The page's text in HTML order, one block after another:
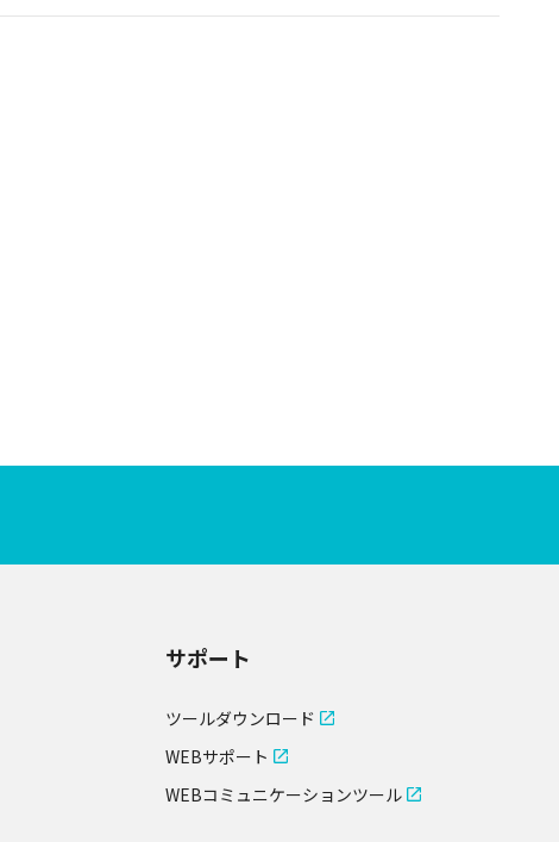
サポート
ツールダウンロード
WEBサポート
WEBコミュニケーションツール